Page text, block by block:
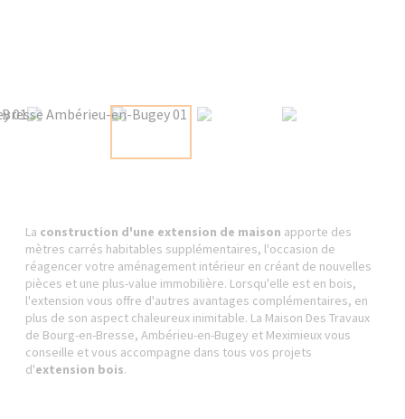
La construction d'une extension de maison apporte des
mètres carrés habitables supplémentaires, l'occasion de
réagencer votre aménagement intérieur en créant de nouvelles
pièces et une plus-value immobilière. Lorsqu'elle est en bois,
l'extension vous offre d'autres avantages complémentaires, en
plus de son aspect chaleureux inimitable. La Maison Des Travaux
de Bourg-en-Bresse, Ambérieu-en-Bugey et Meximieux vous
conseille et vous accompagne dans tous vos projets
d'extension bois.